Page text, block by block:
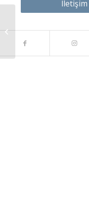
İletişim
Wedding in Greece